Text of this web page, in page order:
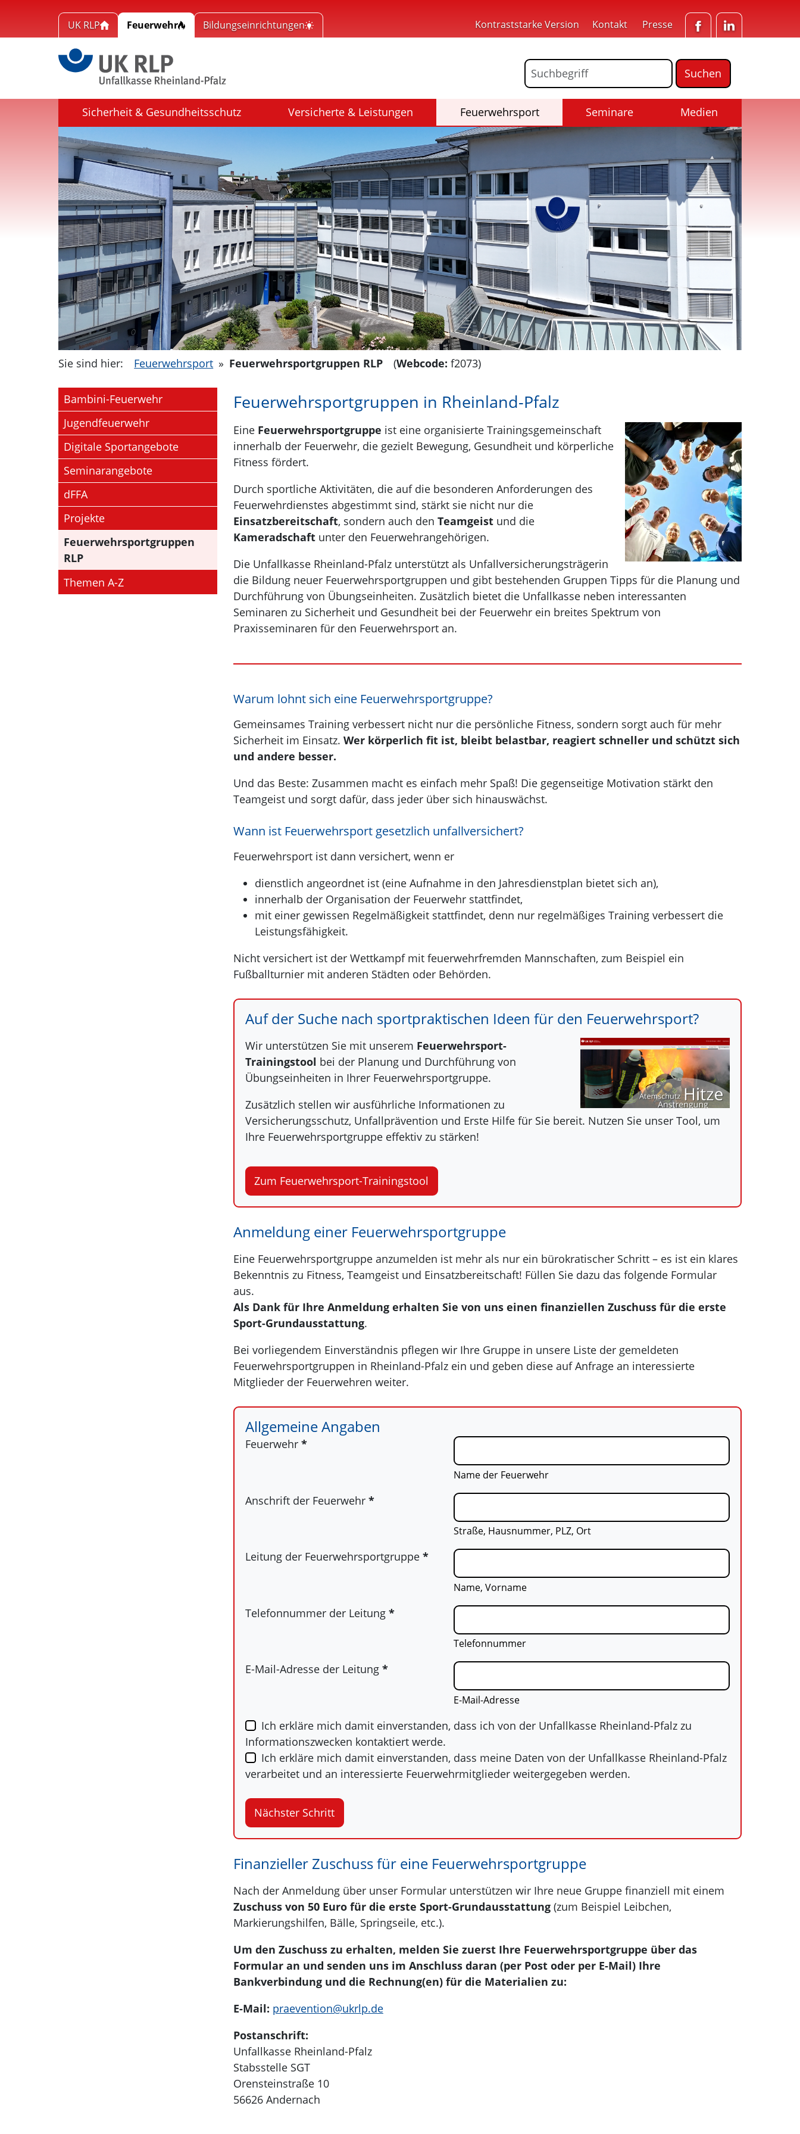
UK RLP Feuerwehr Bildungseinrichtungen Kontraststarke Version Kontakt Presse FacebookLinkedIn
Formular für die Volltextsuche
Suchbegriff
Sicherheit & Gesundheitsschutz
Versicherte & Leistungen Feuerwehrsport(Aktiv) Seminare Medien
Sie sind hier: Feuerwehrsport » Feuerwehrsportgruppen RLP (Webcode: f2073)
Bambini-Feuerwehr
Jugendfeuerwehr
Digitale Sportangebote
Seminarangebote
dFFA
Projekte
Feuerwehrsportgruppen
RLP
Themen A-Z
Feuerwehrsportgruppen in Rheinland-Pfalz
EineFeuerwehrsportgruppe ist eine organisierte Trainingsgemeinschaft
innerhalb der Feuerwehr, die gezielt Bewegung, Gesundheit und körperliche
Fitness fördert.
Durch sportliche Aktivitäten, die auf die besonderen Anforderungen des
Feuerwehrdienstes abgestimmt sind, stärkt sie nicht nur die
Einsatzbereitschaft, sondern auch den Teamgeist und die
Kameradschaft unter den Feuerwehrangehörigen.
Die Unfallkasse Rheinland-Pfalz unterstützt als Unfallversicherungsträgerin
die Bildung neuer Feuerwehrsportgruppen und gibt bestehenden Gruppen Tipps für die Planung und
Durchführung von Übungseinheiten. Zusätzlich bietet die Unfallkasse neben interessanten
Seminaren zu Sicherheit und Gesundheit bei der Feuerwehr ein breites Spektrum von
Praxisseminaren für den Feuerwehrsport an.
Warum lohnt sich eine Feuerwehrsportgruppe?
Gemeinsames Training verbessert nicht nur die persönliche Fitness, sondern sorgt auch für mehr
Sicherheit im Einsatz. Wer körperlich fit ist, bleibt belastbar, reagiert schneller und schützt sich
und andere besser.
Und das Beste: Zusammen macht es einfach mehr Spaß! Die gegenseitige Motivation stärkt den
Teamgeist und sorgt dafür, dass jeder über sich hinauswächst.
Wann ist Feuerwehrsport gesetzlich unfallversichert?
Feuerwehrsport ist dann versichert, wenn er
dienstlich angeordnet ist (eine Aufnahme in den Jahresdienstplan bietet sich an),
innerhalb der Organisation der Feuerwehr stattfindet,
mit einer gewissen Regelmäßigkeit stattfindet, denn nur regelmäßiges Training verbessert die
Leistungsfähigkeit.
Nicht versichert ist der Wettkampf mit feuerwehrfremden Mannschaften, zum Beispiel ein
Fußballturnier mit anderen Städten oder Behörden.
Auf der Suche nach sportpraktischen Ideen für den Feuerwehrsport?
Wir unterstützen Sie mit unserem Feuerwehrsport-
Trainingstool bei der Planung und Durchführung von
Übungseinheiten in Ihrer Feuerwehrsportgruppe.
Zusätzlich stellen wir ausführliche Informationen zu
Versicherungsschutz, Unfallprävention und Erste Hilfe für Sie bereit. Nutzen Sie unser Tool, um
Ihre Feuerwehrsportgruppe effektiv zu stärken!
Zum Feuerwehrsport-Trainingstool
Anmeldung einer Feuerwehrsportgruppe
Eine Feuerwehrsportgruppe anzumelden ist mehr als nur ein bürokratischer Schritt – es ist ein klares
Bekenntnis zu Fitness, Teamgeist und Einsatzbereitschaft! Füllen Sie dazu das folgende Formular
aus.
Als Dank für Ihre Anmeldung erhalten Sie von uns einen finanziellen Zuschuss für die erste
Sport-Grundausstattung.
Bei vorliegendem Einverständnis pflegen wir Ihre Gruppe in unsere Liste der gemeldeten
Feuerwehrsportgruppen in Rheinland-Pfalz ein und geben diese auf Anfrage an interessierte
Mitglieder der Feuerwehren weiter.
Allgemeine Angaben
Feuerwehr *
Name der Feuerwehr
Anschrift der Feuerwehr *
Straße, Hausnummer, PLZ, Ort
Leitung der Feuerwehrsportgruppe *
Name, Vorname
Telefonnummer der Leitung *
Telefonnummer
E-Mail-Adresse der Leitung *
E-Mail-Adresse
Ich erkläre mich damit einverstanden, dass ich von der Unfallkasse Rheinland-Pfalz zu
Informationszwecken kontaktiert werde.
Ich erkläre mich damit einverstanden, dass meine Daten von der Unfallkasse Rheinland-Pfalz
verarbeitet und an interessierte Feuerwehrmitglieder weitergegeben werden.
Nächster Schritt
Finanzieller Zuschuss für eine Feuerwehrsportgruppe
Nach der Anmeldung über unser Formular unterstützen wir Ihre neue Gruppe finanziell mit einem
Zuschuss von 50 Euro für die erste Sport-Grundausstattung(zum Beispiel Leibchen,
Markierungshilfen, Bälle, Springseile, etc.).
Um den Zuschuss zu erhalten, melden Sie zuerst Ihre Feuerwehrsportgruppe über das
Formular an und senden uns im Anschluss daran (per Post oder per E-Mail) Ihre
Bankverbindung und die Rechnung(en) für die Materialien zu:
E-Mail: praevention@ukrlp.de
Postanschrift:
Unfallkasse Rheinland-Pfalz
Stabsstelle SGT
Orensteinstraße 10
56626 Andernach